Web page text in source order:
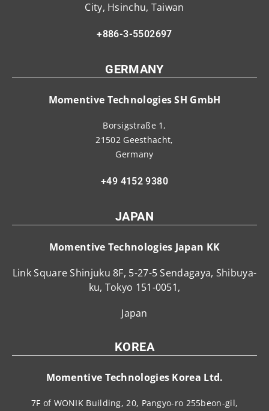
City, Hsinchu, Taiwan
+886-3-5502697
GERMANY
Momentive Technologies SH GmbH
Borsigstraße 1,
21502 Geesthacht,
Germany
+49 4152 9380
JAPAN
Momentive Technologies Japan KK
Link Square Shinjuku 8F, 5-27-5 Sendagaya, Shibuya-
ku, Tokyo 151-0051,
Japan
KOREA
Momentive Technologies Korea Ltd.
7F of WONIK Building, 20, Pangyo-ro 255beon-gil,